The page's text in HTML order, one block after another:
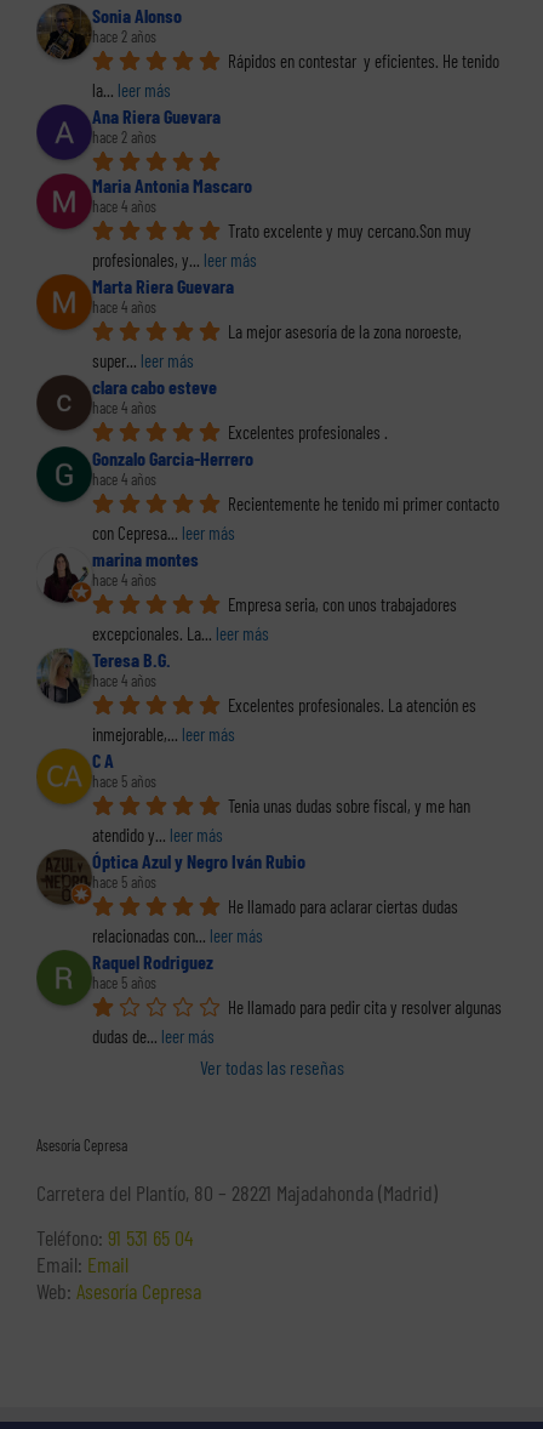
Sonia Alonso
hace 2 años
Rápidos en contestar  y eficientes. He tenido
la... leer más
Ana Riera Guevara
hace 2 años
Maria Antonia Mascaro
hace 4 años
Trato excelente y muy cercano.Son muy
profesionales, y... leer más
Marta Riera Guevara
hace 4 años
La mejor asesoría de la zona noroeste,
super... leer más
clara cabo esteve
hace 4 años
Excelentes profesionales .
Gonzalo Garcia-Herrero
hace 4 años
Recientemente he tenido mi primer contacto
con Cepresa... leer más
marina montes
hace 4 años
Empresa seria, con unos trabajadores
excepcionales. La... leer más
Teresa B.G.
hace 4 años
Excelentes profesionales. La atención es
inmejorable,... leer más
C A
hace 5 años
Tenia unas dudas sobre fiscal, y me han
atendido y... leer más
Óptica Azul y Negro Iván Rubio
hace 5 años
He llamado para aclarar ciertas dudas
relacionadas con... leer más
Raquel Rodriguez
hace 5 años
He llamado para pedir cita y resolver algunas
dudas de... leer más
Ver todas las reseñas
Asesoría Cepresa
Carretera del Plantío, 80 – 28221 Majadahonda (Madrid)
Teléfono: 91 531 65 04
Email: Email
Web: Asesoría Cepresa